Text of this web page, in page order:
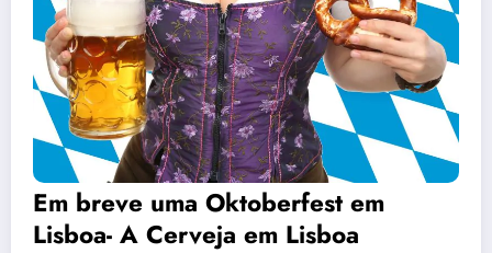
Em breve uma Oktoberfest em
Lisboa- A Cerveja em Lisboa